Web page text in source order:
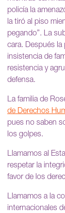
policía la
la tiró al piso
pegando”. La
cara. Después la
insistencia de
resistencia y
defensa.
La familia de
de Derechos
pues no saben
los golpes.
Llamamos al
respetar la
favor de los
Llamamos a la
internacionales